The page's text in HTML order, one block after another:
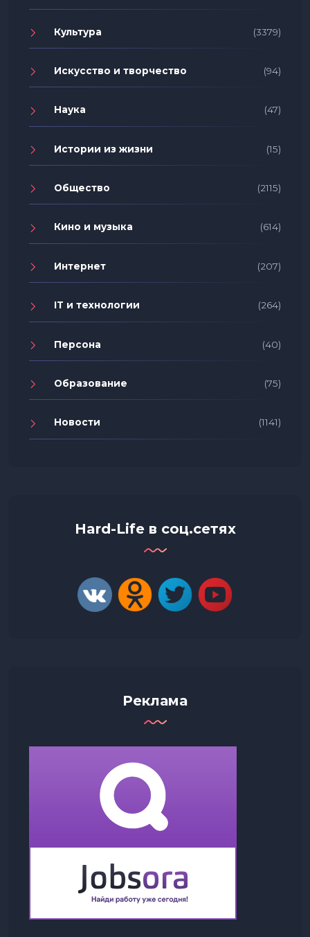
Культура (3379)
Искусство и творчество (94)
Наука (47)
Истории из жизни (15)
Общество (2115)
Кино и музыка (614)
Интернет (207)
IT и технологии (264)
Персона (40)
Образование (75)
Новости (1141)
Hard-Life в соц.сетях
Реклама